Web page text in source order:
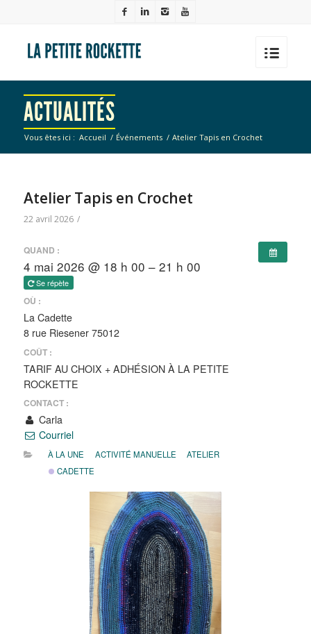
ACTUALITÉS
Vous êtes ici : Accueil / Événements / Atelier Tapis en Crochet
Atelier Tapis en Crochet
22 avril 2026 /
QUAND :
4 mai 2026 @ 18 h 00 – 21 h 00
Se répète
OÙ :
La Cadette
8 rue Riesener 75012
COÛT :
TARIF AU CHOIX + ADHÉSION À LA PETITE
ROCKETTE
CONTACT :
Carla
Courriel
À LA UNE ACTIVITÉ MANUELLE
ATELIER
CADETTE